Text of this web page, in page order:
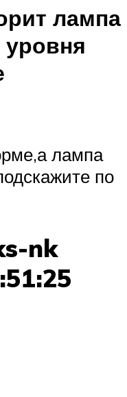
лампа
уровня
лампа
по
nk